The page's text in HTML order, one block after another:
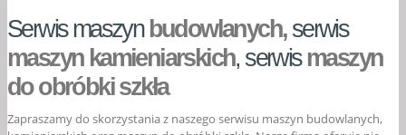
Serwis maszynbudowlanych,serwis
maszyn kamieniarskich, serwismaszyn
do obróbki szkła
Zapraszamy do skorzystania z naszego serwisu maszyn budowlanych,